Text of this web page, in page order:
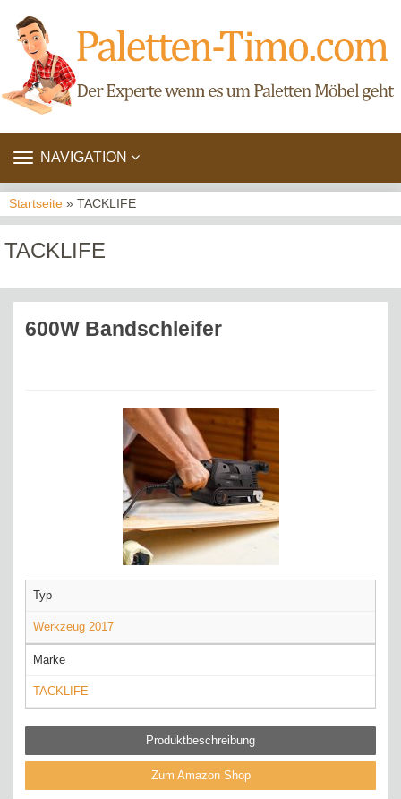
TOGGLE
NAVIGATION
Startseite » TACKLIFE
TACKLIFE
600W Bandschleifer
Typ
Werkzeug 2017
Marke
TACKLIFE
Produktbeschreibung
Zum Amazon Shop